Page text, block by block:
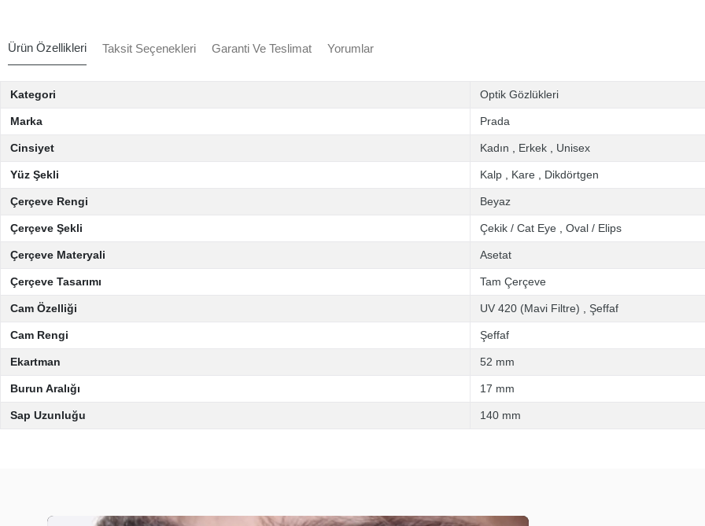
Ürün Özellikleri Taksit Seçenekleri Garanti Ve Teslimat Yorumlar
Kategori Optik Gözlükleri
Marka Prada
Cinsiyet Kadın Erkek Unisex
Yüz Şekli Kalp Kare Dikdörtgen
Çerçeve Rengi Beyaz
Çerçeve Şekli Çekik / Cat Eye Oval / Elips
Çerçeve Materyali Asetat
Çerçeve Tasarımı Tam Çerçeve
Cam Özelliği UV 420 (Mavi Filtre) Şeffaf
Cam Rengi Şeffaf
Ekartman 52 mm
Burun Aralığı 17 mm
Sap Uzunluğu 140 mm